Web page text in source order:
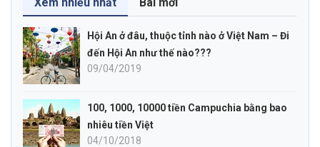
Hội An ở đâu, thuộc tỉnh nào ở Việt Nam – Đi
đến Hội An như thế nào???
09/04/2019
100, 1000, 10000 tiền Campuchia bằng bao
nhiêu tiền Việt
04/10/2018